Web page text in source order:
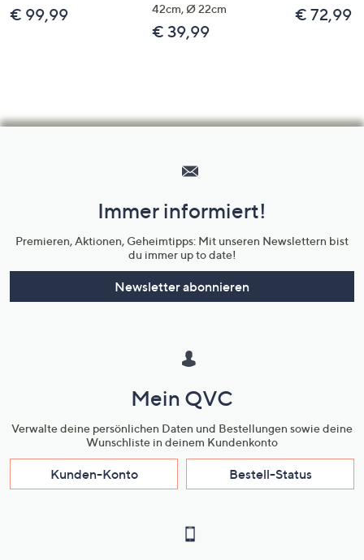
€ 99,99
42cm, Ø 22cm
€ 39,99
€ 72,99
Unternehmensinformationen
Immer informiert!
Premieren, Aktionen, Geheimtipps: Mit unseren Newslettern bist
du immer up to date!
Newsletter abonnieren
Mein QVC
Verwalte deine persönlichen Daten und Bestellungen sowie deine
Wunschliste in deinem Kundenkonto
Kunden-Konto Bestell-Status